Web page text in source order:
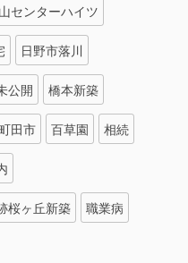
センターハイツ
日野市落川
公開 橋本新築
田市 百草園 相続
桜ヶ丘新築 職業病